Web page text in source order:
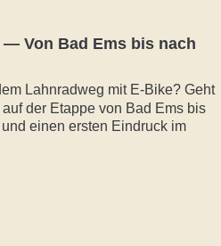
Von Bad Ems bis nach
Lahnradweg mit E-Bike? Geht
der Etappe von Bad Ems bis
einen ersten Eindruck im